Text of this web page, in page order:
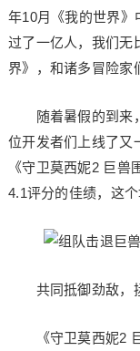
年10月《我的世界》
过了一亿人，我们无
界》，和诸多冒险家
随着暑假的到来，
位开发者们上线了又
《守卫莫西妮2 巨
4.1评分的佳绩，这
共同抵御劲敌，
《守卫莫西妮2 巨